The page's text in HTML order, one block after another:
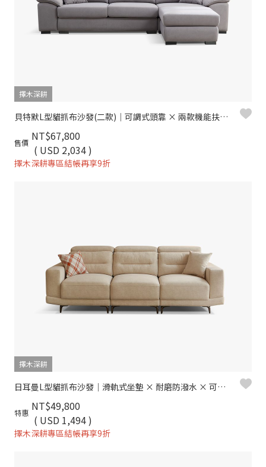
擇木深耕
貝特默L型貓抓布沙發(二款)｜可調式頭靠 × 兩款機能扶手 × 耐磨防潑水–擇木深耕
售價 NT$67,800
( USD 2,034 )
擇木深耕專區結帳再享9折
擇木深耕
日耳曼L型貓抓布沙發｜滑軌式坐墊 × 耐磨防潑水 × 可調頭靠枕 – 擇木深耕
特惠 NT$49,800
( USD 1,494 )
擇木深耕專區結帳再享9折